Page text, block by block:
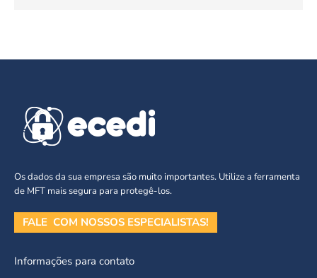
Os dados da sua empresa são muito importantes. Utilize a ferramenta
de MFT mais segura para protegê-los.
FALE COM NOSSOS ESPECIALISTAS!
Informações para contato